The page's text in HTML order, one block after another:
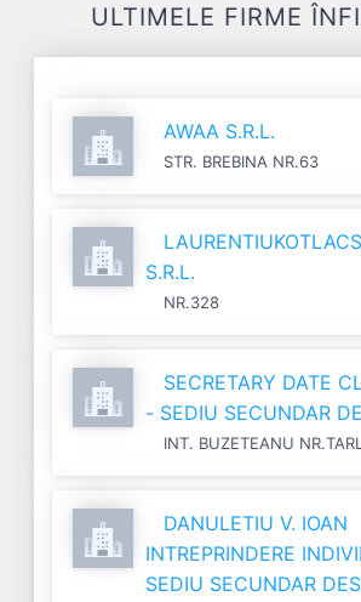
ULTIMELE FIRME
AWAA S.R.L.
STR. BREBINA NR.63
S.R.L.
NR.328
SECRETARY DATE
- SEDIU SECUNDAR
INT. BUZETEANU
DANULETIU V. IOAN
INTREPRINDERE
SEDIU SECUNDAR